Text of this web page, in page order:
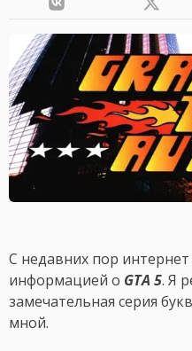
С недавних пор
информацией о GTA 5. Я
замечательная серия
мной.